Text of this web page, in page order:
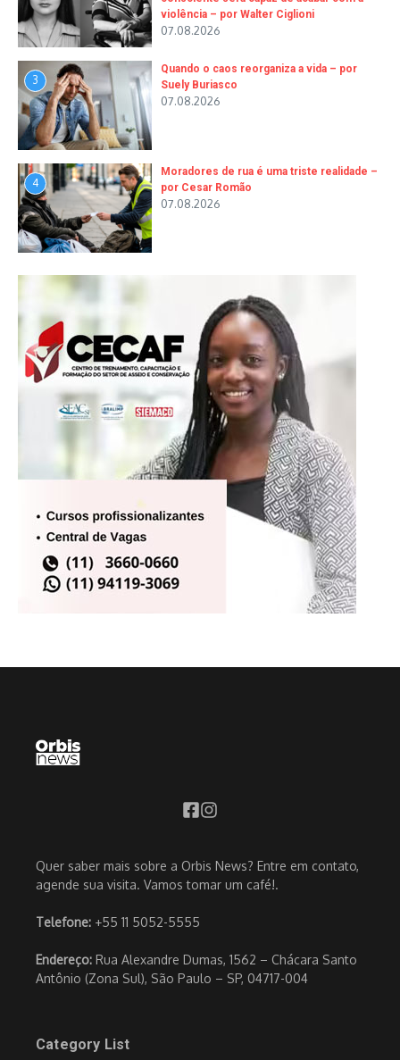
violência – por Walter Ciglioni
07.08.2026
3
Quando o caos reorganiza a vida – por
Suely Buriasco
07.08.2026
4
Moradores de rua é uma triste realidade –
por Cesar Romão
07.08.2026
Quer saber mais sobre a Orbis News? Entre em contato,
agende sua visita. Vamos tomar um café!.
Telefone: +55 11 5052-5555
Endereço: Rua Alexandre Dumas, 1562 – Chácara Santo
Antônio (Zona Sul), São Paulo – SP, 04717-004
Category List